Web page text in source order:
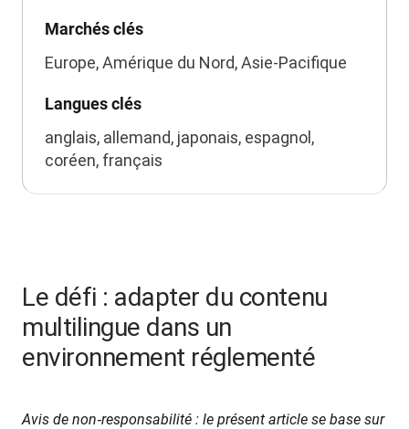
Marchés clés
Europe, Amérique du Nord, Asie-Pacifique
Langues clés
anglais, allemand, japonais, espagnol,
coréen, français
Le défi : adapter du contenu
multilingue dans un
environnement réglementé
Avis de non‑responsabilité : le présent article se base sur